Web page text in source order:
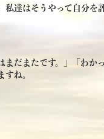
私達はそうやって自分を
まだまたです。」「わ
すね。